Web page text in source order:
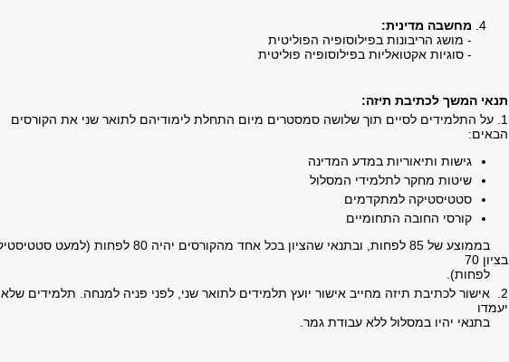
מחשבה מדינית:
- מושג הריבונות בפילוסופיה הפוליטית
- סוגיות אקטואליות בפילוסופיה פוליטית
תנאי המשך לכתיבת תיזה:
1. על התלמידים לסיים תוך שלושה סמסטרים מיום התחלת לימודיהם לתואר שני את הקורסים
הבאים:
גישות ותיאוריות במדע המדינה
שיטות מחקר לתלמידי המסלול
סטטיסטיקה למתקדמים
קורסי החובה התחומיים
​בממוצע של 85 לפחות, ובתנאי שהציון בכל אחד מהקורסים יהיה 80 לפחות (למעט
בציון 70
לפחות).
2. אישור לכתיבת תיזה מחייב אישור יועץ תלמידים לתואר שני, לפני פניה למנחה. תלמידים שלא
יעמדו
בתנאי יהיו במסלול ללא עבודת גמר.